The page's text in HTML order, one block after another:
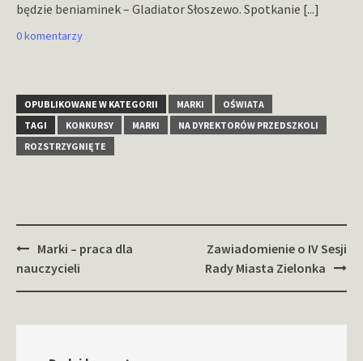
będzie beniaminek – Gladiator Słoszewo. Spotkanie [...]
0 komentarzy
OPUBLIKOWANE W KATEGORII MARKI
OŚWIATA
TAGI
KONKURSY MARKI
NA DYREKTORÓW PRZEDSZKOLI
ROZSTRZYGNIĘTE
Zobacz
wpisy
Marki – praca dla
nauczycieli
Zawiadomienie o IV Sesji
Rady Miasta Zielonka